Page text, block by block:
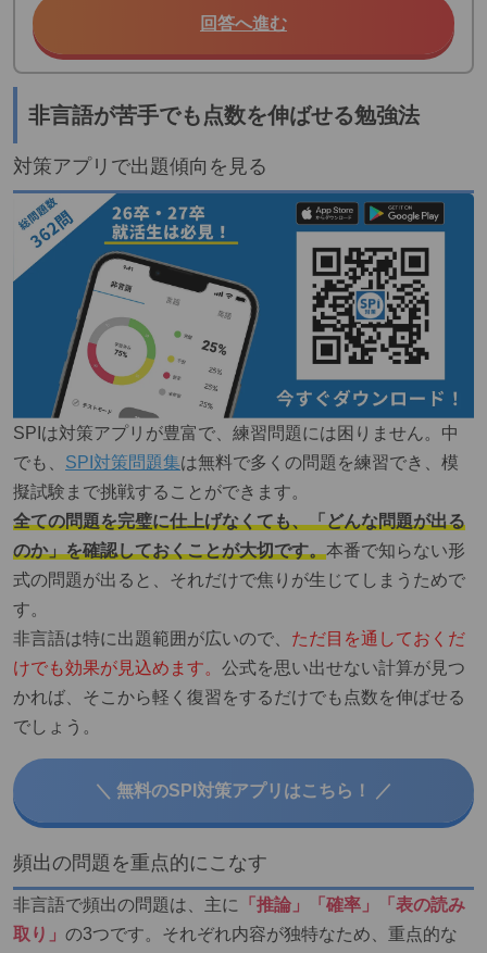
回答へ進む
非言語が苦手でも点数を伸ばせる勉強法
対策アプリで出題傾向を見る
SPIは対策アプリが豊富で、練習問題には困りません。中
でも、 SPI対策問題集は無料で多くの問題を練習でき、模
擬試験まで挑戦することができます。
全ての問題を完璧に仕上げなくても、「どんな問題が出る
のか」を確認しておくことが大切です。本番で知らない形
式の問題が出ると、それだけで焦りが生じてしまうためで
す。
非言語は特に出題範囲が広いので、 ただ目を通しておくだ
けでも効果が見込めます。 公式を思い出せない計算が見つ
かれば、そこから軽く復習をするだけでも点数を伸ばせる
でしょう。
＼ 無料のSPI対策アプリはこちら！ ／
頻出の問題を重点的にこなす
非言語で頻出の問題は、主に
「推論」「確率」「表の読み
取り」 の3つです。それぞれ内容が独特なため、重点的な